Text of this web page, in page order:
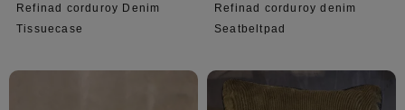
Refinad corduroy Denim
Tissuecase
Refinad corduroy denim
Seatbeltpad